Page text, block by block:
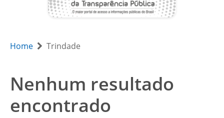
Home Trindade
Nenhum resultado
encontrado